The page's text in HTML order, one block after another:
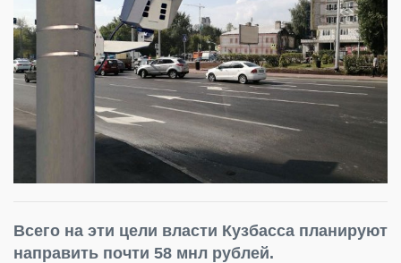
Всего на эти цели власти Кузбасса планируют
направить почти 58 мнл рублей.